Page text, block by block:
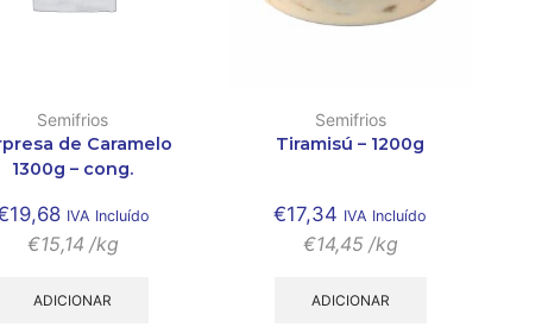
Semifrios
de Caramelo
1300g – cong.
19,68 IVA Incluído
€15,14 /kg
ADICIONAR
Semifrios
Tiramisú – 1200g
€17,34 IVA Incluído
€14,45 /kg
ADICIONAR